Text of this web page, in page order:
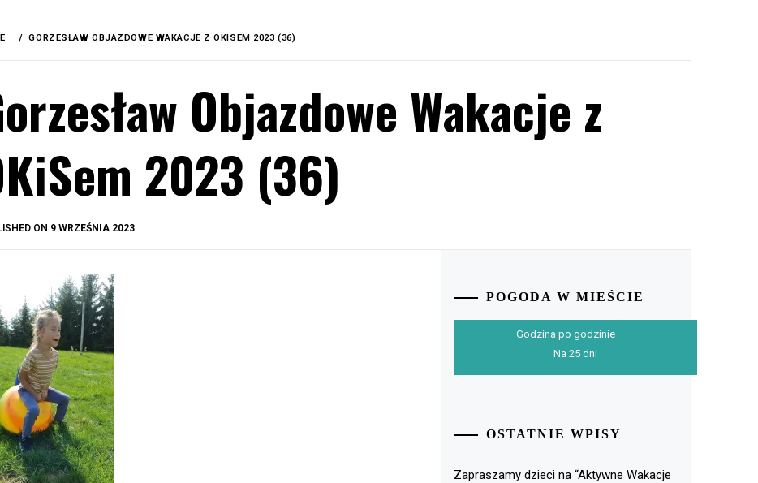
GORZESŁAW OBJAZDOWE WAKACJE Z OKISEM 2023 (36)
Objazdowe Wakacje z
2023 (36)
ON 9 WRZEŚNIA 2023
POGODA W MIEŚCIE
Godzina po godzinie
Na 25 dni
OSTATNIE WPISY
Zapraszamy dzieci na “Aktywne Wakacje